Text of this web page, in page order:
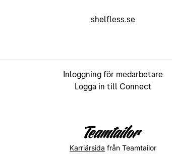
shelfless.se
Inloggning för medarbetare
Logga in till Connect
Karriärsida från Teamtailor